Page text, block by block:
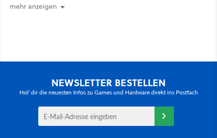
mehr anzeigen
NEWSLETTER BESTELLEN
Hol' dir die neuesten Infos zu Games und Hardware direkt ins Postfach